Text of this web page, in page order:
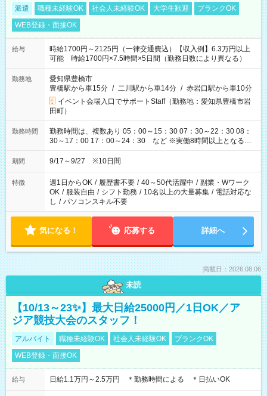
派遣 職種未経験OK 社会人未経験OK 大学生歓迎
ブランクOK
WEB登録・面接OK
給与
時給1700円～2125円（一律交通費込）【収入例】6.3万円以上
可能 時給1700円×7.5時間×5日間（勤務日数により異なる）
勤務地
愛知県豊橋市
豊橋駅から車15分 / 二川駅から車14分 / 赤岩口駅から車10分
イベント会場入口でサポートStaff（勤務地：愛知県豊橋市岩
田町）
勤務時間
勤務時間は、複数あり 05：00～15：30 07：30～22：30 08：
30～17：00 17：00～24：30 など ※実働8時間以上となる勤
務もあります。 【休憩】60分+他休憩あり 交替で取得します。
安全面に配慮しこまめな休憩があります。
期間 9/17～9/27 ※10日間
特徴 週1日からOK / 履歴書不要 / 40～50代活躍中 / 副業・Wワーク
OK / 服装自由 / シフト勤務 / 10名以上の大量募集 / 電話対応な
し / パソコンスキル不要
気になる！ 応募する 詳細へ
掲載日：2026.08.06
未読
【10/13～23✨】最大日給25000円／1日OK／ア
ジア競技大会のスタッフ！
アルバイト 職種未経験OK 社会人未経験OK
ブランクOK
WEB登録・面接OK
給与 日給1.1万円～2.5万円 ＊勤務時間による ＊日払いOK